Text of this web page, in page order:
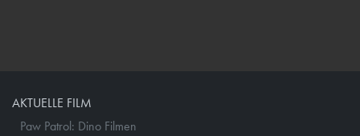
AKTUELLE FILM
Paw Patrol: Dino Filmen